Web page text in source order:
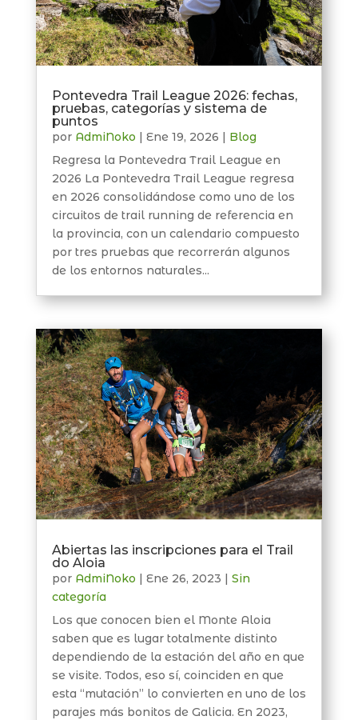
Pontevedra Trail League 2026: fechas,
pruebas, categorías y sistema de
puntos
por AdmiNoko | Ene 19, 2026 | Blog
Regresa la Pontevedra Trail League en
2026 La Pontevedra Trail League regresa
en 2026 consolidándose como uno de los
circuitos de trail running de referencia en
la provincia, con un calendario compuesto
por tres pruebas que recorrerán algunos
de los entornos naturales...
Abiertas las inscripciones para el Trail
do Aloia
por AdmiNoko | Ene 26, 2023 | Sin
categoría
Los que conocen bien el Monte Aloia
saben que es lugar totalmente distinto
dependiendo de la estación del año en que
se visite. Todos, eso sí, coinciden en que
esta “mutación” lo convierten en uno de los
parajes más bonitos de Galicia. En 2023,